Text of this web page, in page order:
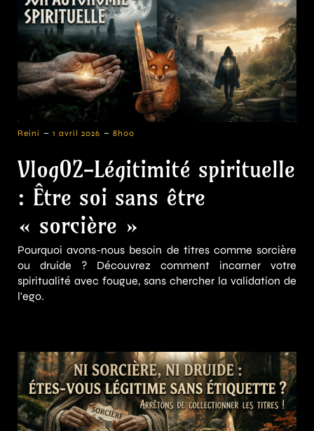
Reini - 1 avril 2026 - 8h00
Vlog02-Légitimité spirituelle
: Être soi sans être
« sorcière »
Pourquoi avons-nous besoin de titres comme sorcière
ou druide ? Découvrez comment incarner votre
spiritualité avec fougue, sans chercher la validation de
l'ego.